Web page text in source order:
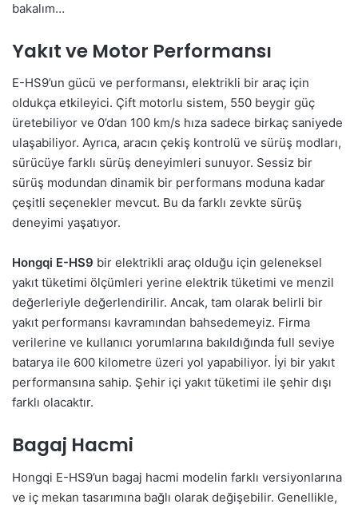
bakalım…
Yakıt ve Motor Performansı
E-HS9’un gücü ve performansı, elektrikli bir araç için
oldukça etkileyici. Çift motorlu sistem, 550 beygir güç
üretebiliyor ve 0’dan 100 km/s hıza sadece birkaç saniyede
ulaşabiliyor. Ayrıca, aracın çekiş kontrolü ve sürüş modları,
sürücüye farklı sürüş deneyimleri sunuyor. Sessiz bir
sürüş modundan dinamik bir performans moduna kadar
çeşitli seçenekler mevcut. Bu da farklı zevkte sürüş
deneyimi yaşatıyor.
Hongqi E-HS9 bir elektrikli araç olduğu için geleneksel
yakıt tüketimi ölçümleri yerine elektrik tüketimi ve menzil
değerleriyle değerlendirilir. Ancak, tam olarak belirli bir
yakıt performansı kavramından bahsedemeyiz. Firma
verilerine ve kullanıcı yorumlarına bakıldığında full seviye
batarya ile 600 kilometre üzeri yol yapabiliyor. İyi bir yakıt
performansına sahip. Şehir içi yakıt tüketimi ile şehir dışı
farklı olacaktır.
Bagaj Hacmi
Hongqi E-HS9’un bagaj hacmi modelin farklı versiyonlarına
ve iç mekan tasarımına bağlı olarak değişebilir. Genellikle,